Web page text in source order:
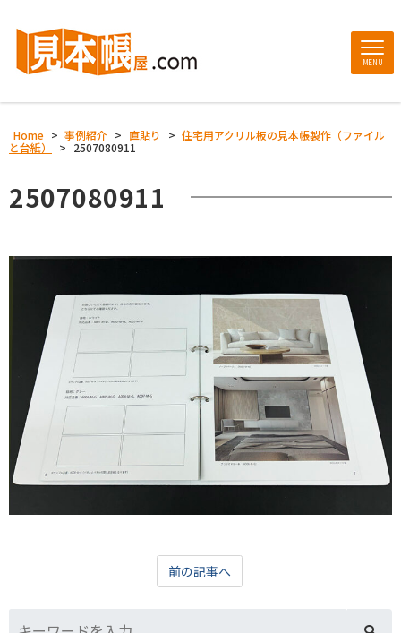
MENU
Home > 事例紹介 > 直貼り > 住宅用アクリル板の見本帳製作（ファイル
と台紙）
> 2507080911
2507080911
前の記事へ